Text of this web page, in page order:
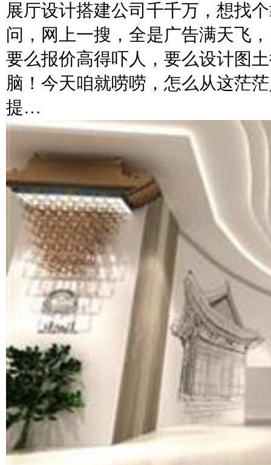
展厅设计搭建公司千千万，想找
问，网上一搜，全是广告满天飞
要么报价高得吓人，要么设计图
脑！今天咱就唠唠，怎么从这茫
提…